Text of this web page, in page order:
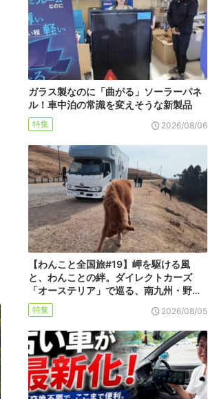
ガラス製なのに「曲がる」ソーラーパネ
ル！車中泊の常識を変えそうな新製品
特集 2026/08/06
【わんこと全国旅#19】岬を駆ける風
と、わんことの絆。ダイレクトカーズ
「オーステリア」で巡る、南九州・野…
特集 2026/08/05